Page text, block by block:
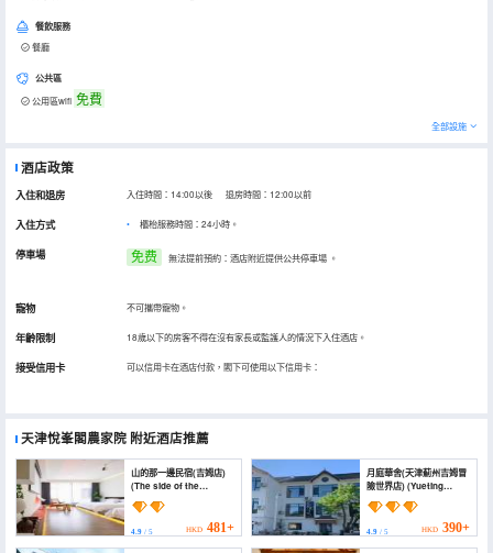
餐飲服務
餐廳
公共區
公用區wifi 免費
全部設施
酒店政策
入住和退房 入住時間：14:00以後 退房時間：12:00以前
入住方式 櫃枱服務時間：24小時。
停車場 免费 無法提前預約：酒店附近提供公共停車場 。
寵物 不可攜帶寵物。
年齡限制 18歲以下的房客不得在沒有家長或監護人的情況下入住酒店。
接受信用卡 可以信用卡在酒店付款，閣下可使用以下信用卡：
天津悅峯閣農家院 附近酒店推薦
山的那一邊民宿(吉姆店)
(The side of the
mountain homestay
(Jim))
4.9 / 5 HKD 481+
月庭華舍(天津薊州吉姆冒
險世界店) (Yueting
Huashe (Tianjin Jizhou
Jim Adventure World))
4.9/ 5 HKD 390+